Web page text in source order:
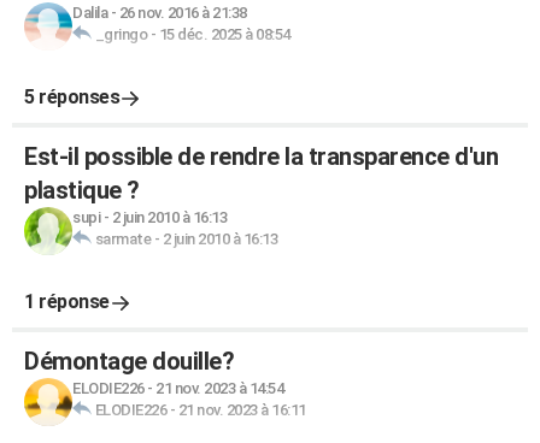
Dalila- 26 nov. 2016 à 21:38
_gringo- 15 déc. 2025 à 08:54
5 réponses
Est-il possible de rendre la transparence d'un
plastique ?
supi- 2 juin 2010 à 16:13
sarmate- 2 juin 2010 à 16:13
1 réponse
Démontage douille?
ELODIE226- 21 nov. 2023 à 14:54
ELODIE226- 21 nov. 2023 à 16:11